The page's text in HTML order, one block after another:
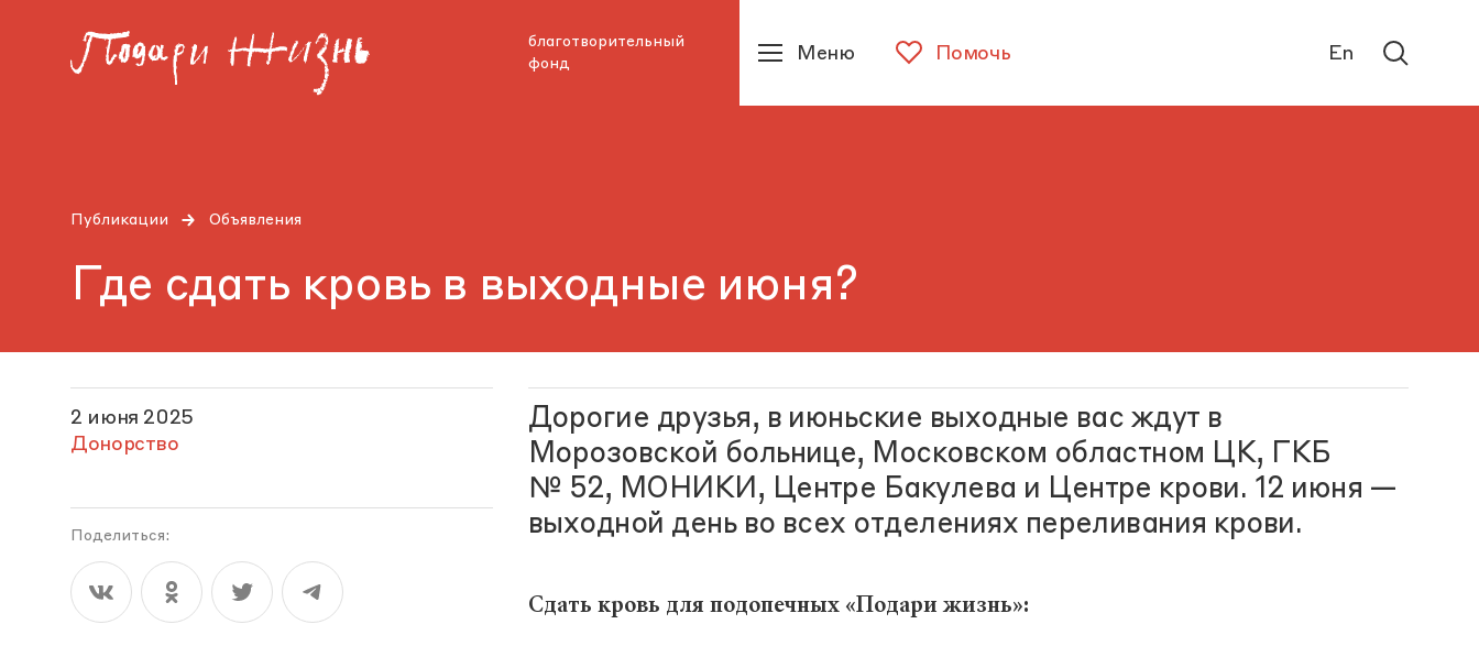
благотворительный
фонд
Помочь
Меню En
Публикации Объявления
Где сдать кровь в выходные июня?
2 июня 2025
Донорство
Поделиться:
Дорогие друзья, в июньские выходные вас ждут в
Морозовской больнице, Московском областном ЦК, ГКБ
№ 52, МОНИКИ, Центре Бакулева и Центре крови. 12 июня —
выходной день во всех отделениях переливания крови.
Сдать кровь для подопечных «Подари жизнь»: